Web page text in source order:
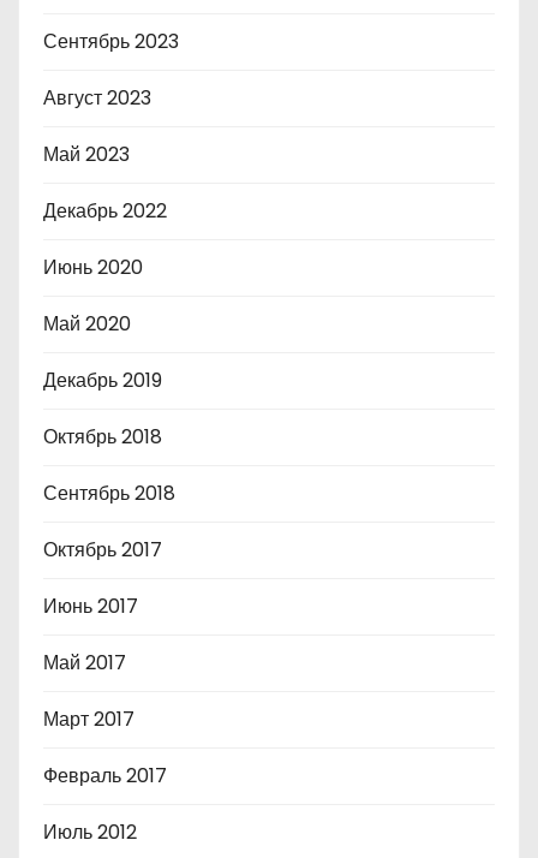
Сентябрь 2023
Август 2023
Май 2023
Декабрь 2022
Июнь 2020
Май 2020
Декабрь 2019
Октябрь 2018
Сентябрь 2018
Октябрь 2017
Июнь 2017
Май 2017
Март 2017
Февраль 2017
Июль 2012